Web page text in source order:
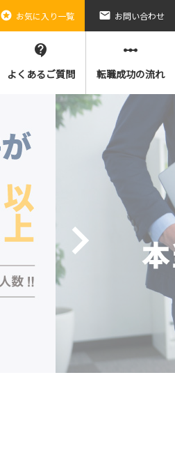
stars お気に入り一覧 email お問い合わせ
contact_support
よくあるご質問
linear_scale
転職成功の流れ